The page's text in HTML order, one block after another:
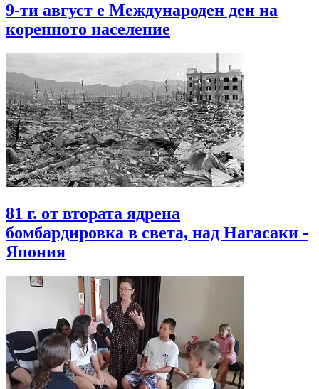
9-ти август е Международен ден на
коренното население
81 г. от втората ядрена
бомбардировка в света, над Нагасаки -
Япония